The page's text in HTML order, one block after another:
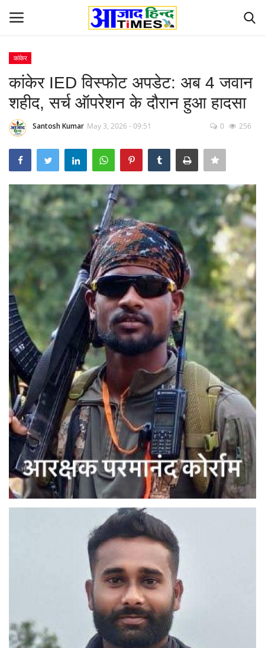
Home
ओडिशा
Contact
देश-विदेश
छत्तीसगढ़ राज्य
दुनिया
मनोरंजन
सेहत
धर्म
करियर
राशिफल
खेल
बिजनेस
फोटो
कांकेर
कांकेर IED विस्फोट अपडेट: अब 4 जवान
शहीद, सर्च ऑपरेशन के दौरान हुआ हादसा
Santosh Kumar May 3, 2026 - 09:51 0 256